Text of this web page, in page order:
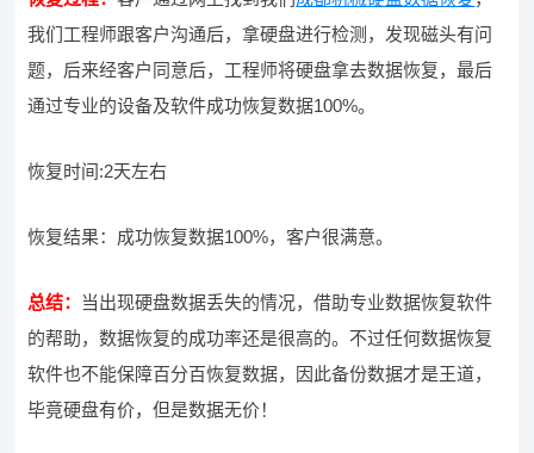
我们工程师跟客户沟通后，拿硬盘进行检测，发现磁头有问
题，后来经客户同意后，工程师将硬盘拿去数据恢复，最后
通过专业的设备及软件成功恢复数据100%。
恢复时间:2天左右
恢复结果：成功恢复数据100%，客户很满意。
总结： 当出现硬盘数据丢失的情况，借助专业数据恢复软件
的帮助，数据恢复的成功率还是很高的。不过任何数据恢复
软件也不能保障百分百恢复数据，因此备份数据才是王道，
毕竟硬盘有价，但是数据无价！